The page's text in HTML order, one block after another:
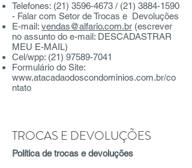
Telefones: (21) 3596-4673 / (21) 3884-1590
- Falar com Setor de Trocas e Devoluções
E-mail: vendas@alfario.com.br (escrever
no assunto do e-mail: DESCADASTRAR
MEU E-MAIL)
Cel/wpp: (21) 97589-7041
Formulário do Site:
www.atacadaodoscondominios.com.br/co
ntato
TROCAS E DEVOLUÇÕES
Política de trocas e devoluções